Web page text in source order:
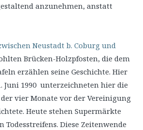
anzunehmen, anstatt
Neustadt b. Coburg und
Brücken-Holzpfosten, die dem
erzählen seine Geschichte. Hier
Juni 1990 unterzeichneten hier die
vier Monate vor der Vereinigung
Heute stehen Supermärkte
Diese Zeitenwende